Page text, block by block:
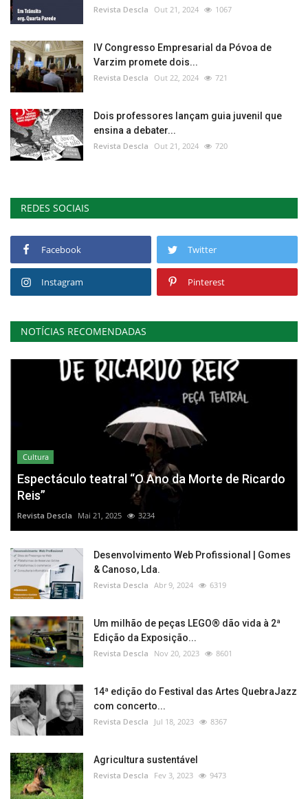
Revista Descla Out 21, 2024 1067
IV Congresso Empresarial da Póvoa de
Varzim promete dois...
Revista Descla Out 22, 2024 721
Dois professores lançam guia juvenil que
ensina a debater...
Revista Descla Out 21, 2024 720
REDES SOCIAIS
Facebook Twitter
Instagram Pinterest
NOTÍCIAS RECOMENDADAS
Cultura
Espectáculo teatral “O Ano da Morte de Ricardo
Reis”
Revista Descla Mai 21, 2025 3234
Desenvolvimento Web Profissional | Gomes
& Canoso, Lda.
Revista Descla Abr 9, 2024 6319
Um milhão de peças LEGO® dão vida à 2ª
Edição da Exposição...
Revista Descla Nov 20, 2023 8601
14ª edição do Festival das Artes QuebraJazz
com concerto...
Revista Descla Jul 18, 2023 8367
Agricultura sustentável
Revista Descla Fev 3, 2023 9473